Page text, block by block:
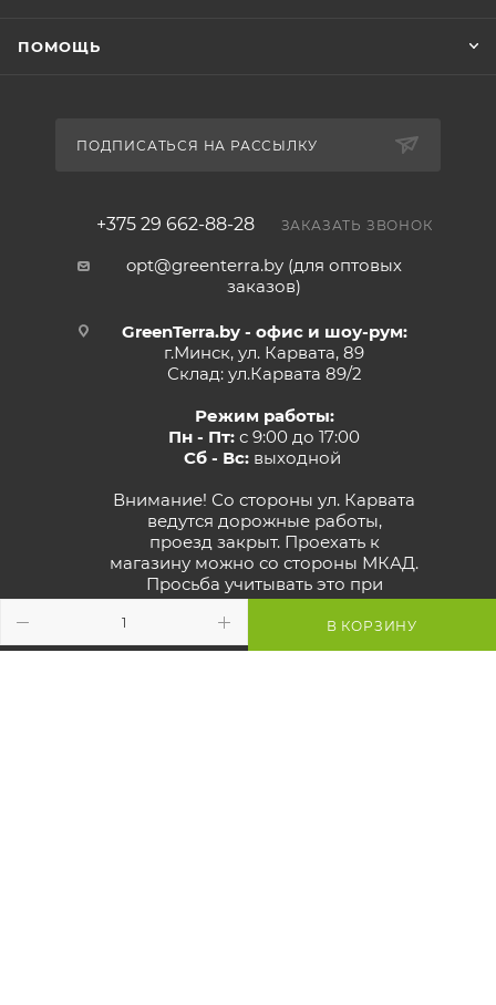
В КОРЗИНУ
ПОМОЩЬ
ПОДПИСАТЬСЯ НА РАССЫЛКУ
+375 29 662-88-28 ЗАКАЗАТЬ ЗВОНОК
opt@greenterra.by (для оптовых
заказов)
GreenTerra.by - офис и шоу-рум:
г.Минск, ул. Карвата, 89
Склад: ул.Карвата 89/2
Режим работы:
Пн - Пт: с 9:00 до 17:00
Сб - Вс:выходной
Внимание! Со стороны ул. Карвата
ведутся дорожные работы,
проезд закрыт. Проехать к
магазину можно со стороны МКАД.
Просьба учитывать это при
построении маршрута.Смотрите
карту объезда